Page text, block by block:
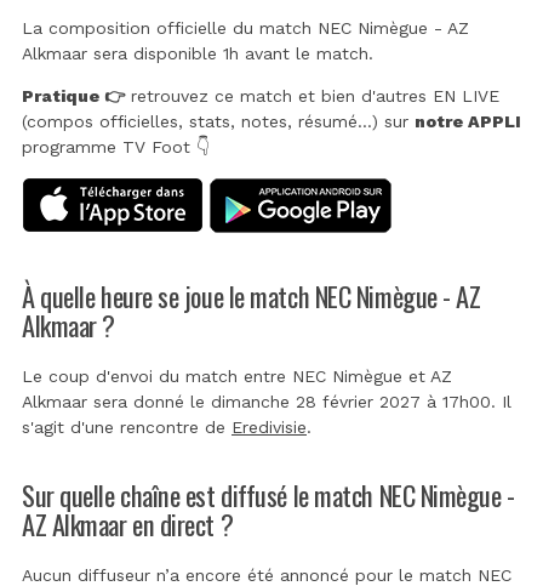
La composition officielle du match NEC Nimègue - AZ
Alkmaar sera disponible 1h avant le match.
Pratique 👉retrouvez ce match et bien d'autres EN LIVE
(compos officielles, stats, notes, résumé...) sur notre APPLI
programme TV Foot 👇
À quelle heure se joue le match NEC Nimègue - AZ
Alkmaar ?
Le coup d'envoi du match entre NEC Nimègue et AZ
Alkmaar sera donné le dimanche 28 février 2027 à 17h00. Il
s'agit d'une rencontre de Eredivisie.
Sur quelle chaîne est diffusé le match NEC Nimègue -
AZ Alkmaar en direct ?
Aucun diffuseur n’a encore été annoncé pour le match NEC